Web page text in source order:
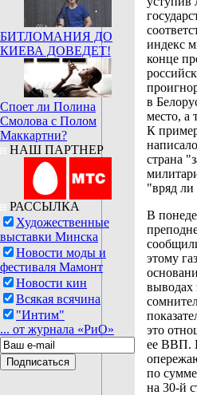
БИТЛОМАНИЯ ДО
КИЕВА ДОВЕДЕТ!
Споет ли Полина
Смолова с Полом
Маккартни?
НАШ ПАРТНЕР
РАССЫЛКА
Художественные
выставки Минска
Новости моды и
фестиваля Мамонт
Новости кин
Всякая всячина
"Интим"
... от журнала «РиО»
индекс
конце
в
место, а
К
страна
"вряд ли
В
этому
выводах
это
ее ВВП.
по
на 30-й